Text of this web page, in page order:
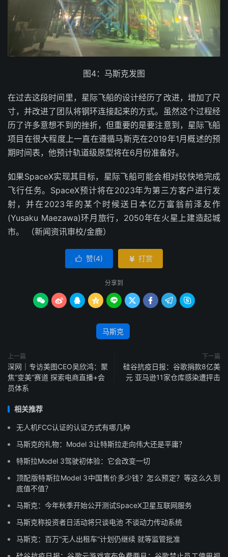
图4：马斯克发图
在过去这段时间里，星际飞船的设计经历了改进，增加了尺
寸，并改进了团队将钢环连接起来的方式。虽然这个过程经
历了许多意想不到的挫折，但重要的是要注意到，星际飞船
项目在很大程度上一直在遵循马斯克在2019年1月概述的预
期时间表，他预计轨道级原型将在6月份准备好。
如果SpaceX实现其目标，星际飞船可能会相对较快地完成
飞行任务。SpaceX预计将在2023年为第三方客户进行发
射，并在2023年的某个时候送日本亿万富翁前泽友作
(Yusaku Maezawa)环月旅行，2050年在火星上建造起城
市。 （新闻资讯审校/金鹿）
 赞(4)  打赏
分享到
        
马斯克
上一篇
深网｜专访美图CEO吴欣鸿：聚
焦“变美”赛道 探索电商直播+会
员体系
下一篇
硅谷抗疫日报：谷歌捐款8亿美
元 亚马逊11家仓库感染遭抨击
相关推荐
无人机FCC认证的认证方式有哪几种
马斯克的礼物：Model 3让特斯拉走向伟大还是平庸？
特斯拉Model 3驾驶初体验：它会改变一切
顶配版特斯拉Model 3中国售价多少钱？怎么预定？等这么久到
底值不值？
马斯克：今年秋季开始公开测试SpaceX卫星互联网服务
马斯克称投资者日活动将只谈电池 不谈动力传动系统
马斯克：百万“无人出租车”计划仍继续 就等监管批准